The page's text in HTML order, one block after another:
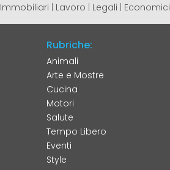
Immobiliari | Lavoro | Legali | Economici
Rubriche:
Animali
Arte e Mostre
Cucina
Motori
Salute
Tempo Libero
Eventi
Style